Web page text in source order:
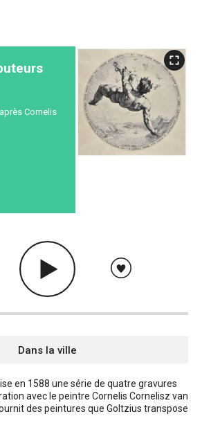
Cornelis
Dans la ville
en 1588 une série de quatre gravures
avec le peintre Cornelis Cornelisz van
des peintures que Goltzius transpose